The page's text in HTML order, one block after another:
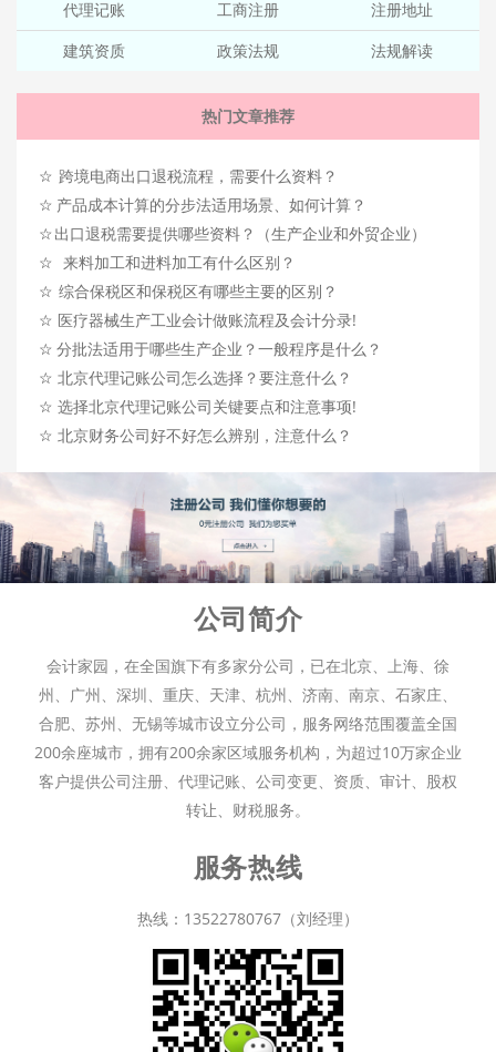
代理记账 工商注册
注册地址
建筑资质
政策法规 法规解读
热门文章推荐
☆ 跨境电商出口退税流程，需要什么资料？
☆ 产品成本计算的分步法适用场景、如何计算？
☆ 出口退税需要提供哪些资料？（生产企业和外贸企业）
☆ 来料加工和进料加工有什么区别？
☆ 综合保税区和保税区有哪些主要的区别？
☆ 医疗器械生产工业会计做账流程及会计分录!
☆ 分批法适用于哪些生产企业？一般程序是什么？
☆ 北京代理记账公司怎么选择？要注意什么？
☆ 选择北京代理记账公司关键要点和注意事项!
☆ 北京财务公司好不好怎么辨别，注意什么？
公司简介
会计家园，在全国旗下有多家分公司，已在北京、上海、徐
州、广州、深圳、重庆、天津、杭州、济南、南京、石家庄、
合肥、苏州、无锡等城市设立分公司，服务网络范围覆盖全国
200余座城市，拥有200余家区域服务机构，为超过10万家企业
客户提供公司注册、代理记账、公司变更、资质、审计、股权
转让、财税服务。
服务热线
热线：13522780767（刘经理）